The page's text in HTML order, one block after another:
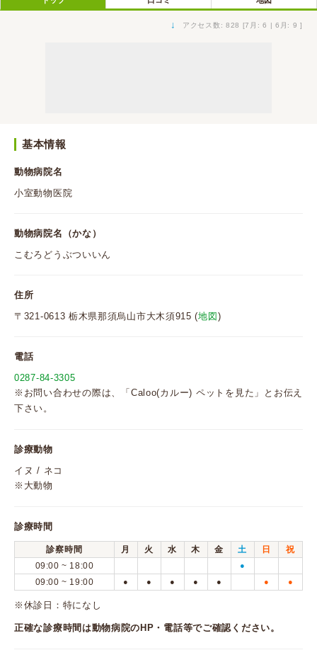
↓ アクセス数: 828 [7月: 6 | 6月: 9 ]
基本情報
動物病院名
小室動物医院
動物病院名（かな）
こむろどうぶついいん
住所
〒321-0613 栃木県那須烏山市大木須915 (地図 )
電話
0287-84-3305
※お問い合わせの際は、「Caloo(カルー) ペットを見た」とお伝え
下さい。
診療動物
イヌ / ネコ
※大動物
診療時間
診察時間 月 火 水 木 金 土 日
祝
09:00 ~ 18:00
●
09:00 ~ 19:00 ● ● ● ● ● ● ●
※休診日：特になし
正確な診療時間は動物病院のHP・電話等でご確認ください。